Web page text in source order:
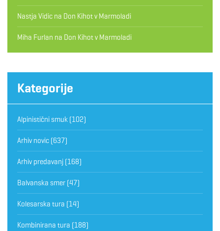
Nastja Vidic na Don Kihot v Marmoladi
Miha Furlan na Don Kihot v Marmoladi
Kategorije
Alpinistični smuk (102)
Arhiv novic (637)
Arhiv predavanj (168)
Balvanska smer (47)
Kolesarska tura (14)
Kombinirana tura (188)